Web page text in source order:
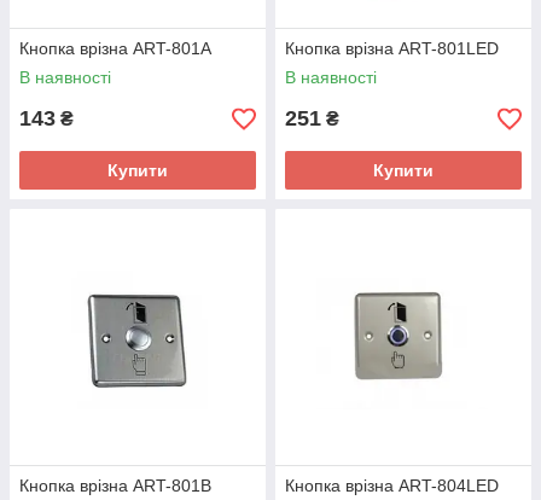
Кнопка врізна ART-801A
В наявності
143 ₴
Купити
Кнопка врізна ART-801LED
В наявності
251 ₴
Купити
Кнопка врізна ART-801B
Кнопка врізна ART-804LED